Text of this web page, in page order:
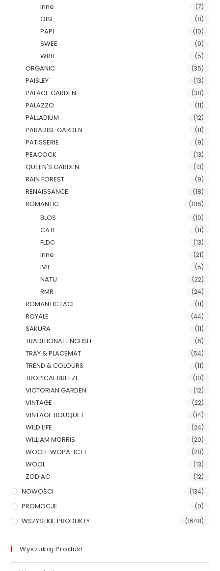
Inne (7)
OISE (8)
PAPI (10)
SWEE (9)
WRIT (5)
ORGANIC (35)
PAISLEY (13)
PALACE GARDEN (38)
PALAZZO (11)
PALLADIUM (12)
PARADISE GARDEN (11)
PATISSERIE (9)
PEACOCK (13)
QUEEN'S GARDEN (13)
RAIN FOREST (9)
RENAISSANCE (18)
ROMANTIC (106)
BLOS (10)
CATE (11)
FLDC (13)
Inne (21)
IVIE (5)
NATU (22)
RMR (24)
ROMANTIC LACE (11)
ROYALE (44)
SAKURA (11)
TRADITIONAL ENGLISH (6)
TRAY & PLACEMAT (54)
TREND & COLOURS (11)
TROPICAL BREEZE (10)
VICTORIAN GARDEN (12)
VINTAGE (22)
VINTAGE BOUQUET (14)
WILD LIFE (24)
WILLIAM MORRIS (20)
WOCH-WOPA-ICTT (28)
WOOL (13)
ZODIAC (12)
NOWOŚCI (134)
PROMOCJE (0)
WSZYSTKIE PRODUKTY (1648)
Wyszukaj Produkt